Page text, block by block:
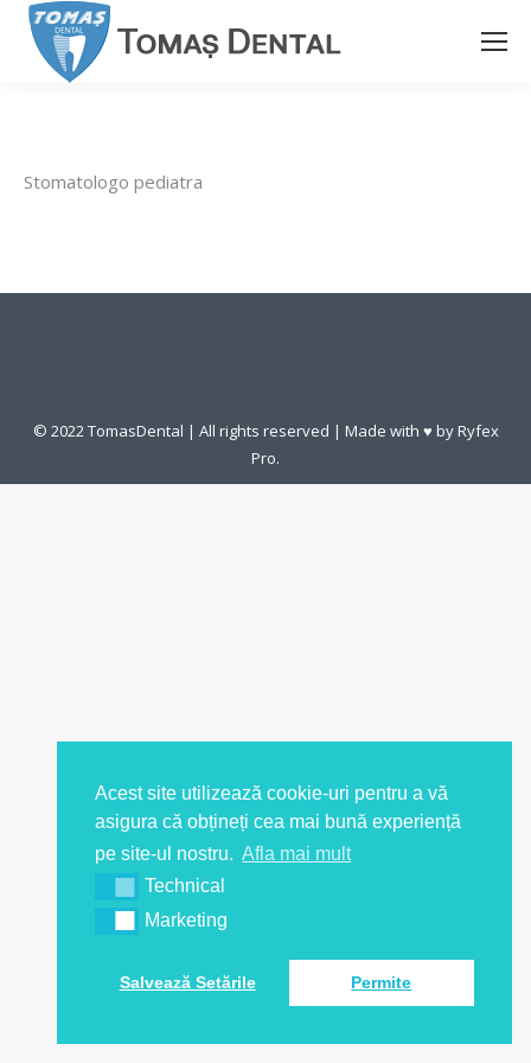
Acest site utilizează cookie-uri pentru a vă
asigura că obțineți cea mai bună experiență
pe site-ul nostru. Afla mai mult
Technical
Marketing
Salvează Setările Permite
Stomatologo pediatra
© 2022 TomasDental | All rights reserved | Made with ♥ byRyfex
Pro.